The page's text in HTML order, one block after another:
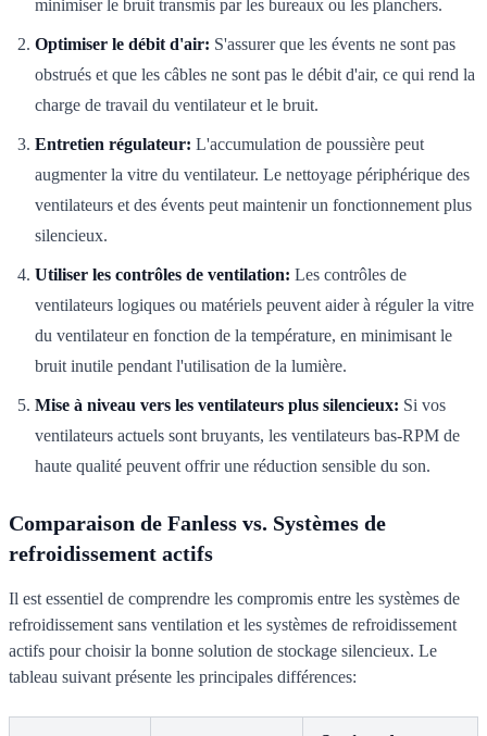
minimiser le bruit transmis par les bureaux ou les planchers.
Optimiser le débit d'air: S'assurer que les évents ne sont pas
obstrués et que les câbles ne sont pas le débit d'air, ce qui rend la
charge de travail du ventilateur et le bruit.
Entretien régulateur: L'accumulation de poussière peut
augmenter la vitre du ventilateur. Le nettoyage périphérique des
ventilateurs et des évents peut maintenir un fonctionnement plus
silencieux.
Utiliser les contrôles de ventilation: Les contrôles de
ventilateurs logiques ou matériels peuvent aider à réguler la vitre
du ventilateur en fonction de la température, en minimisant le
bruit inutile pendant l'utilisation de la lumière.
Mise à niveau vers les ventilateurs plus silencieux: Si vos
ventilateurs actuels sont bruyants, les ventilateurs bas-RPM de
haute qualité peuvent offrir une réduction sensible du son.
Comparaison de Fanless vs. Systèmes de
refroidissement actifs
Il est essentiel de comprendre les compromis entre les systèmes de
refroidissement sans ventilation et les systèmes de refroidissement
actifs pour choisir la bonne solution de stockage silencieux. Le
tableau suivant présente les principales différences: